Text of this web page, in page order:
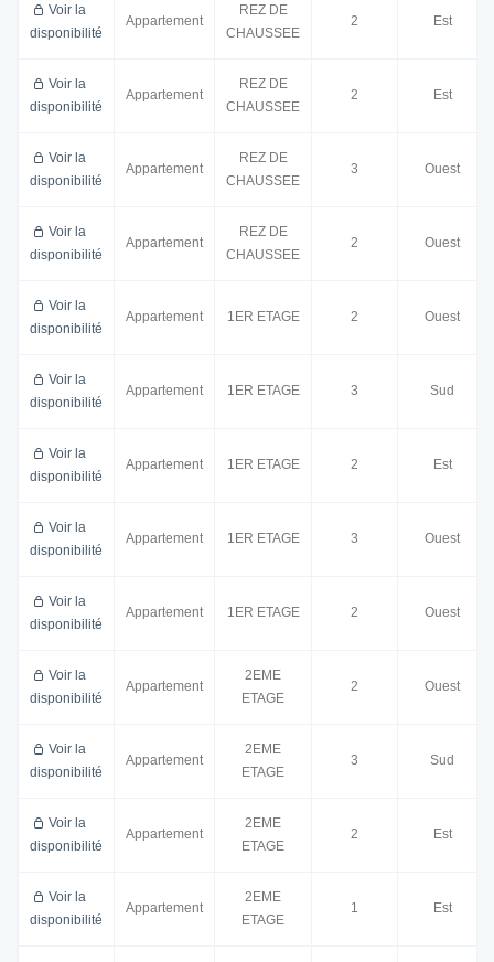
Voir la
disponibilité
Appartement
REZ DE
CHAUSSEE
2 Est
Voir la
disponibilité
Appartement
REZ DE
CHAUSSEE
2 Est
Voir la
disponibilité
Appartement
REZ DE
CHAUSSEE
3 Ouest
Voir la
disponibilité
Appartement
REZ DE
CHAUSSEE
2 Ouest
Voir la
disponibilité
Appartement 1ER ETAGE 2 Ouest
Voir la
disponibilité
Appartement 1ER ETAGE 3 Sud
Voir la
disponibilité
Appartement 1ER ETAGE 2 Est
Voir la
disponibilité
Appartement 1ER ETAGE 3 Ouest
Voir la
disponibilité
Appartement 1ER ETAGE 2 Ouest
Voir la
disponibilité
Appartement
2EME
ETAGE
2 Ouest
Voir la
disponibilité
Appartement
2EME
ETAGE
3 Sud
Voir la
disponibilité
Appartement
2EME
ETAGE
2 Est
Voir la
disponibilité
Appartement
2EME
ETAGE
1 Est